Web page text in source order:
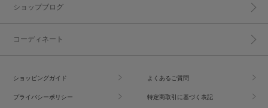
ショップブログ
コーディネート
ショッピングガイド よくあるご質問
プライバシーポリシー 特定商取引に基づく表記